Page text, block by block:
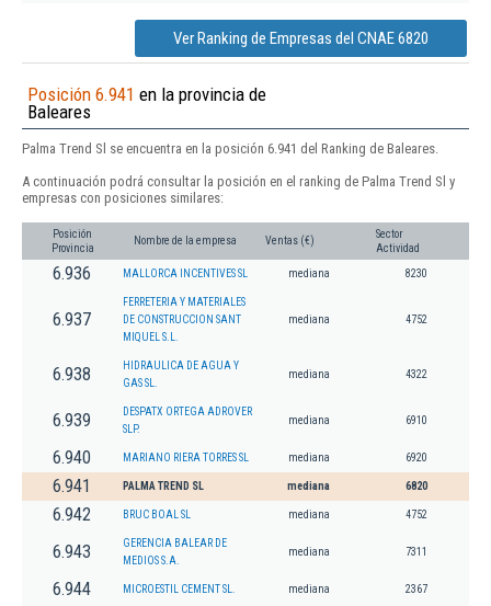
Ver Ranking de Empresas del CNAE 6820
Posición 6.941 en la provincia de
Baleares
Palma Trend Sl se encuentra en la posición 6.941 del Ranking de Baleares.
A continuación podrá consultar la posición en el ranking de Palma Trend Sl y
empresas con posiciones similares:
Posición
Provincia
Nombre de la empresa Ventas (€)
Sector
Actividad
6.936 MALLORCA INCENTIVES SL mediana 8230
6.937
FERRETERIA Y MATERIALES
DE CONSTRUCCION SANT
MIQUEL S.L.
mediana 4752
6.938
HIDRAULICA DE AGUA Y
GAS SL.
mediana 4322
6.939
DESPATX ORTEGA ADROVER
SLP.
mediana 6910
6.940 MARIANO RIERA TORRES SL mediana 6920
6.941 PALMA TREND SL mediana 6820
6.942 BRUC BOAL SL mediana 4752
6.943
GERENCIA BALEAR DE
MEDIOS S.A.
mediana 7311
6.944 MICROESTIL CEMENT SL. mediana 2367